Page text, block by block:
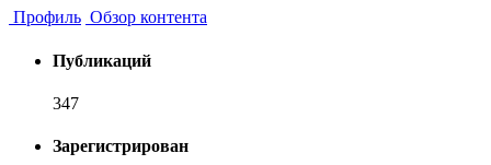
Профиль Обзор контента
Публикаций
347
Зарегистрирован